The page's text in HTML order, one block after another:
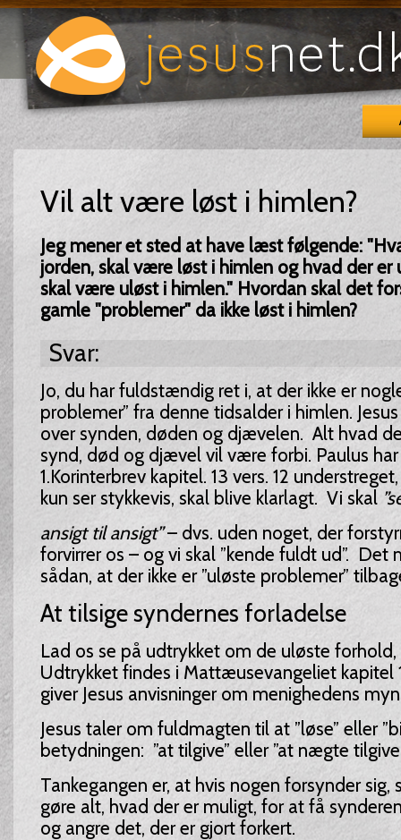
Vil alt være løst i himlen?
Jeg mener et sted at have læst følgende:
jorden, skal være løst i himlen og hvad der er
skal være uløst i himlen." Hvordan skal det
gamle "problemer" da ikke løst i himlen?
Svar:
Jo, du har fuldstændig ret i, at der ikke er
problemer” fra denne tidsalder i himlen.
over synden, døden og djævelen. Alt hvad
synd, død og djævel vil være forbi. Paulus
1.Korinterbrev kapitel. 13 vers. 12
kun ser stykkevis, skal blive klarlagt. Vi skal
ansigt til ansigt”– dvs. uden noget, der
forvirrer os – og vi skal ”kende fuldt ud”. Det
sådan, at der ikke er ”uløste problemer”
At tilsige syndernes forladelse
Lad os se på udtrykket om de uløste
Udtrykket findes i Mattæusevangeliet kapitel
giver Jesus anvisninger om menighedens
Jesus taler om fuldmagten til at ”løse” eller
betydningen: ”at tilgive” eller ”at nægte
Tankegangen er, at hvis nogen forsynder sig,
gøre alt, hvad der er muligt, for at få
og angre det, der er gjort forkert.